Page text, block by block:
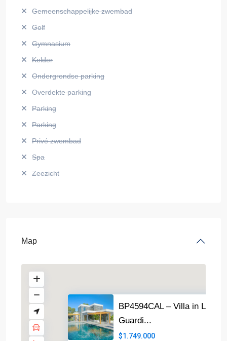
Gemeenschappelijke zwembad
Golf
Gymnasium
Kelder
Ondergrondse parking
Overdekte parking
Parking
Parking
Privé zwembad
Spa
Zeezicht
Map
BP4594CAL – Villa in La
Guardi...
$1.749.000